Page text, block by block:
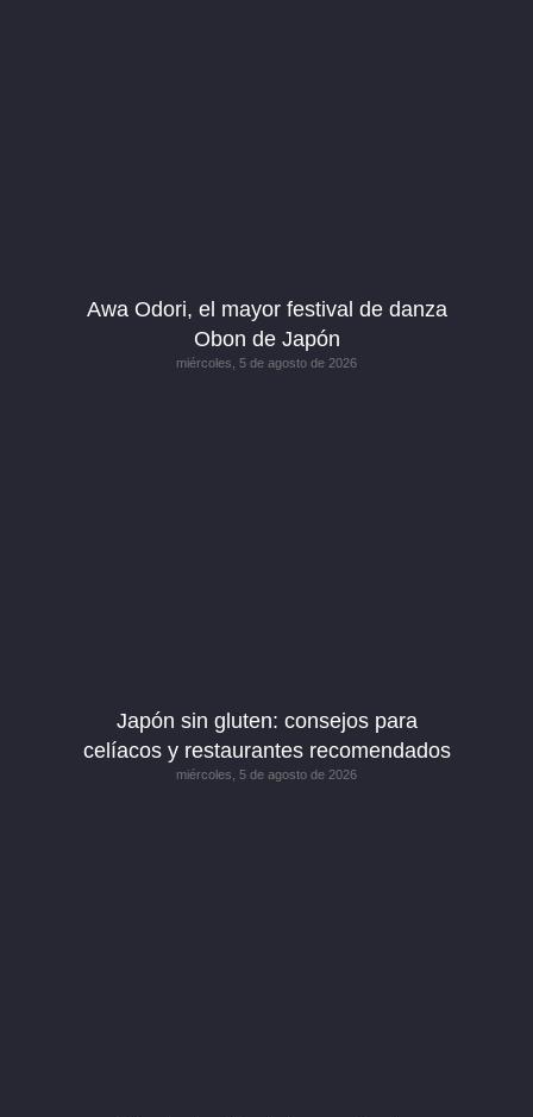
Awa Odori, el mayor festival de danza
Obon de Japón
miércoles, 5 de agosto de 2026
Japón sin gluten: consejos para
celíacos y restaurantes recomendados
miércoles, 5 de agosto de 2026